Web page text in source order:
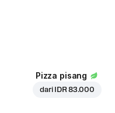
Pizza pisang
dari IDR 83.000